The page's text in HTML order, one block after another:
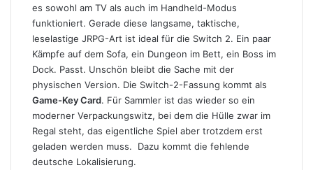
es sowohl am TV als auch im Handheld-Modus
funktioniert. Gerade diese langsame, taktische,
leselastige JRPG-Art ist ideal für die Switch 2. Ein paar
Kämpfe auf dem Sofa, ein Dungeon im Bett, ein Boss im
Dock. Passt. Unschön bleibt die Sache mit der
physischen Version. Die Switch-2-Fassung kommt als
Game-Key Card. Für Sammler ist das wieder so ein
moderner Verpackungswitz, bei dem die Hülle zwar im
Regal steht, das eigentliche Spiel aber trotzdem erst
geladen werden muss. Dazu kommt die fehlende
deutsche Lokalisierung.